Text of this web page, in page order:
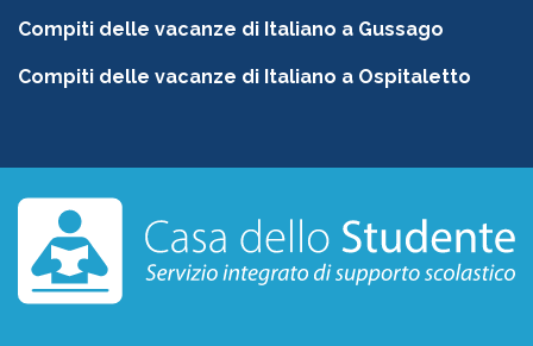
Compiti delle vacanze di Italiano a Gussago
Compiti delle vacanze di Italiano a Ospitaletto